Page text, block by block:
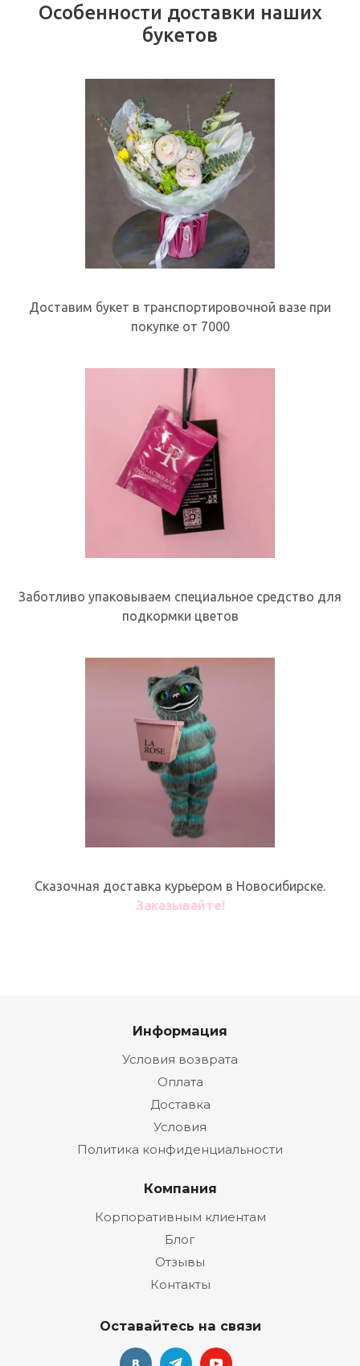
Особенности доставки наших
букетов
Доставим букет в транспортировочной вазе при
покупке от 7000
Заботливо упаковываем специальное средство для
подкормки цветов
Сказочная доставка курьером в Новосибирске.
Заказывайте!
Информация
Условия возврата
Оплата
Доставка
Условия
Политика конфиденциальности
Компания
Корпоративным клиентам
Блог
Отзывы
Контакты
Оставайтесь на связи